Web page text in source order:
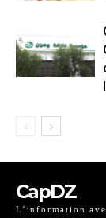
CapDZ
L’information